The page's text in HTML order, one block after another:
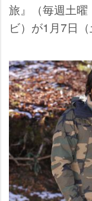
旅』（毎週土
ビ）が1月7日